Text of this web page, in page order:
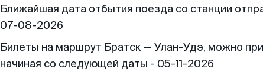
Ближайшая дата отбытия поезда со станции
07-08-2026
Билеты на маршрут Братск — Улан-Удэ, можно
начиная со следующей даты - 05-11-2026